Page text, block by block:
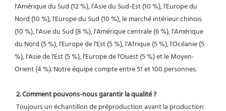
l'Amérique du Sud (12 %), l'Asie du Sud-Est (10 %), l'Europe du
Nord (10 %), l'Europe du Sud (10 %), le marché intérieur chinois
(10 %), l'Asie du Sud (8 %), l'Amérique centrale (6 %), l'Amérique
du Nord (5 %), l'Europe de l'Est (5 %), l'Afrique (5 %), l'Océanie (5
%), l'Asie de l'Est (5 %), l'Europe de l'Ouest (5 %) et le Moyen-
Orient (4 %). Notre équipe compte entre 51 et 100 personnes.
2. Comment pouvons-nous garantir la qualité ?